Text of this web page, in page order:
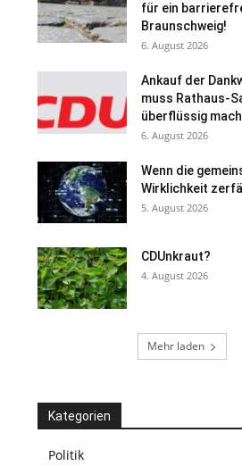
für ein
Braunschweig!
6. August 2026
Ankauf der
muss Rathaus-
überflüssig
6. August 2026
Wenn die
Wirklichkeit
5. August 2026
CDUnkraut?
4. August 2026
Mehr laden
Kategorien
Politik